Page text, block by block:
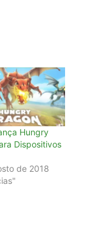
Hungry
Dispositivos
de 2018